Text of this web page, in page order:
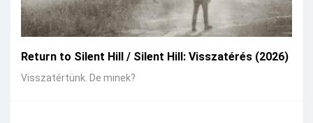
Return to Silent Hill / Silent Hill: Visszatérés (2026)
Visszatértünk. De minek?